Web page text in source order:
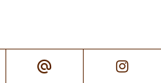
LINE@